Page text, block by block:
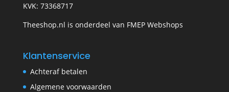
KVK: 73368717
Theeshop.nl is onderdeel van FMEP Webshops
Klantenservice
Achteraf betalen
Algemene voorwaarden